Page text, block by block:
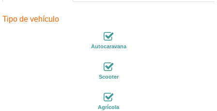
Tipo de vehículo
Autocaravana
Scooter
Agrícola